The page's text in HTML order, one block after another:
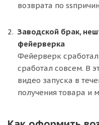
возврата по
Заводской брак,
фейерверка
Фейерверк
сработал совсем. В
видео запуска в
получения товара и